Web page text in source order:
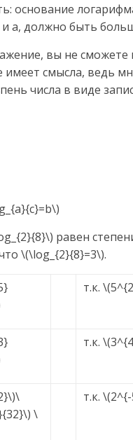
основание
а, должно быть
вы не
смысла, ведь
числа в виде
равен
\(\log_{2}{8}=3\).
т.к.
т.к.
\
т.к.